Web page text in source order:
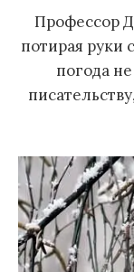
Профессор
потирая руки
погода